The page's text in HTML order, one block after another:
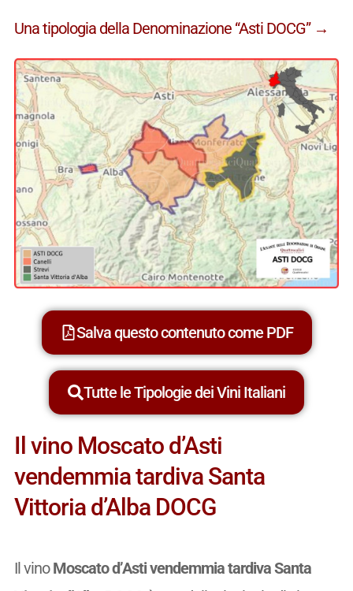
Una tipologia della Denominazione “Asti DOCG” →
Salva questo contenuto come PDF
Tutte le Tipologie dei Vini Italiani
Il vino Moscato d’Asti
vendemmia tardiva Santa
Vittoria d’Alba DOCG
Il vinoMoscato d’Asti vendemmia tardiva Santa